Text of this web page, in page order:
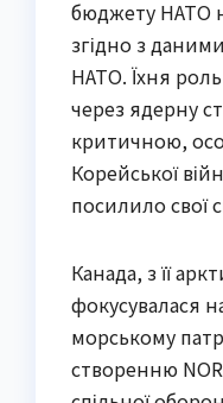
бюджету НАТО
згідно з
НАТО. Їхня
через ядерну
критичною,
Корейської
посилило свої
Канада, з її
фокусувалася
морському
створенню